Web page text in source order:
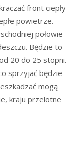
front ciepły
powietrze.
połowie
Będzie to
20 do 25 stopni.
sprzyjać będzie
mogą
kraju przelotne